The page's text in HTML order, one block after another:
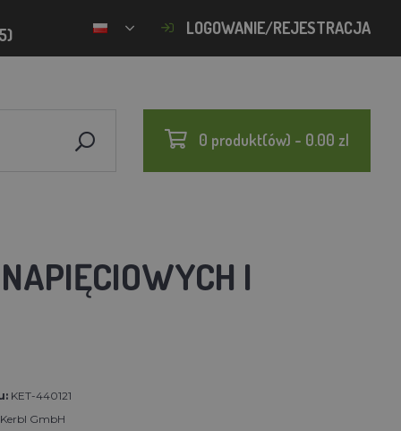
LOGOWANIE/REJESTRACJA
0 produkt(ów) - 0.00 zl
I
KET-440121
GmbH